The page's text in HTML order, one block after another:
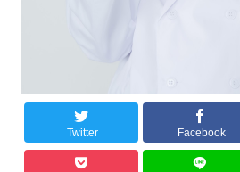
Twitter Facebook